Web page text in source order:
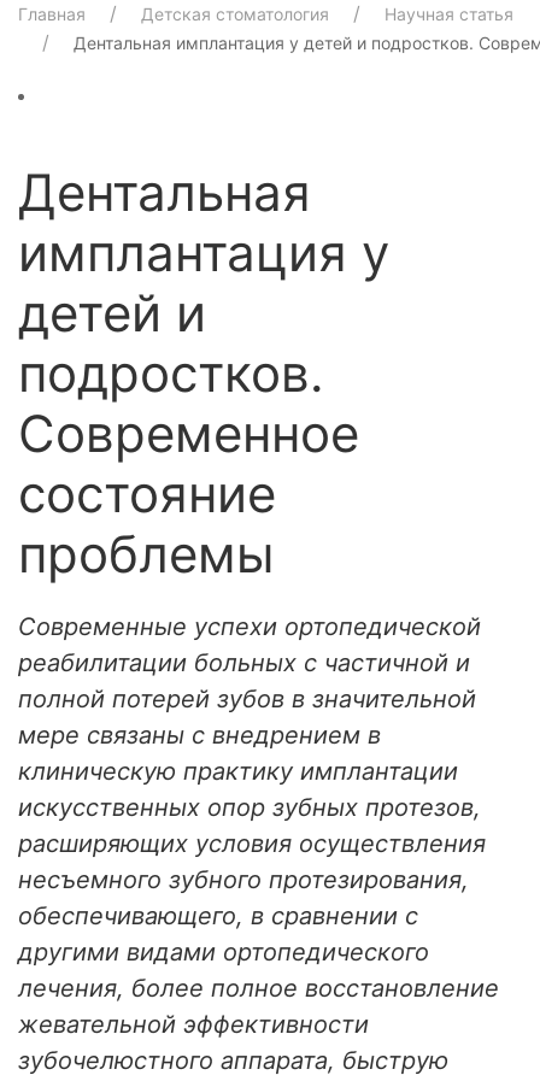
Главная Детская стоматология
Научная статья
Дентальная имплантация у детей и подростков.
Дентальная
имплантация у
детей и
подростков.
Современное
состояние
проблемы
Современные успехи ортопедической
реабилитации больных с частичной и
полной потерей зубов в значительной
мере связаны с внедрением в
клиническую практику имплантации
искусственных опор зубных протезов,
расширяющих условия осуществления
несъемного зубного протезирования,
обеспечивающего, в сравнении с
другими видами ортопедического
лечения, более полное восстановление
жевательной эффективности
зубочелюстного аппарата, быструю